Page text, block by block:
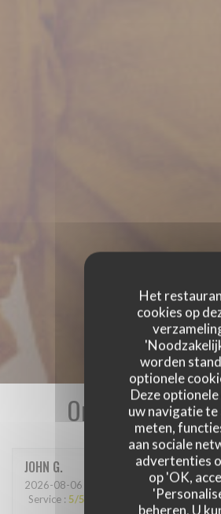
Het
cookies op
worden
optionele
Deze
uw navigatie
meten,
aan sociale
advertenties
op 'OK,
beheren. U
Onze
JOHN G
2026-08-06 - 12:30 - Gasten 3
Service : 5/5 /5 Keuken:5/